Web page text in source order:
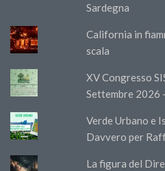
Sardegna
California in
scala
XV Congresso
Settembre 2026
Verde Urbano e
Davvero per
La figura del